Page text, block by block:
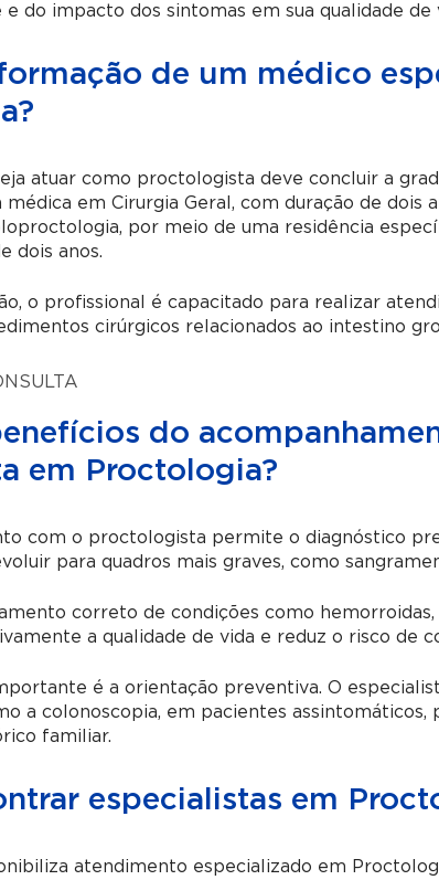
e do impacto dos sintomas em sua qualidade de
de um médico
atuar como proctologista deve concluir a
em Cirurgia Geral, com duração de dois
por meio de uma residência
dois anos.
o profissional é capacitado para realizar
cirúrgicos relacionados ao intestino
do
em Proctologia?
com o proctologista permite o diagnóstico
para quadros mais graves, como
correto de condições como hemorroidas,
a qualidade de vida e reduz o risco de
é a orientação preventiva. O
a colonoscopia, em pacientes
familiar.
especialistas em
atendimento especializado em